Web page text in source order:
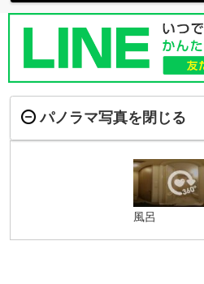
パノラマ写真を閉じる
風呂